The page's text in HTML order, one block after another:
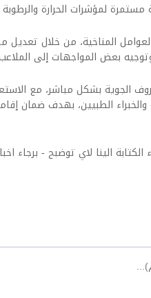
لمؤشرات الحرارة والرطوبة
المناخية، من خلال تعديل
وتوجيه بعض المواجهات إلى
الجوية بشكل مباشر، مع
الطبيين، بهدف ضمان
الينا لاي توضبح - برجاء